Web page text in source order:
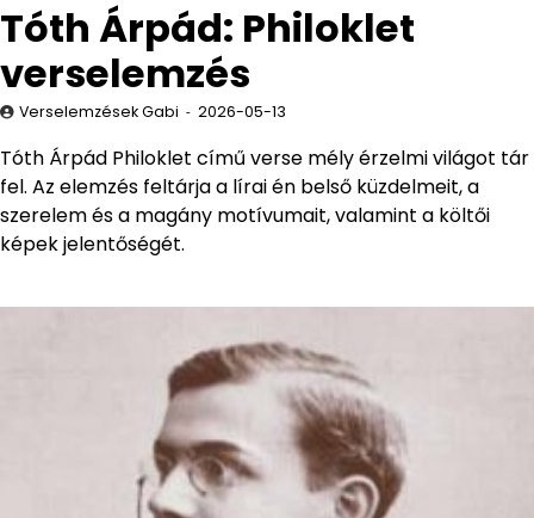
Tóth Árpád: Philoklet
verselemzés
Verselemzések Gabi 2026-05-13
Tóth Árpád Philoklet című verse mély érzelmi világot tár
fel. Az elemzés feltárja a lírai én belső küzdelmeit, a
szerelem és a magány motívumait, valamint a költői
képek jelentőségét.